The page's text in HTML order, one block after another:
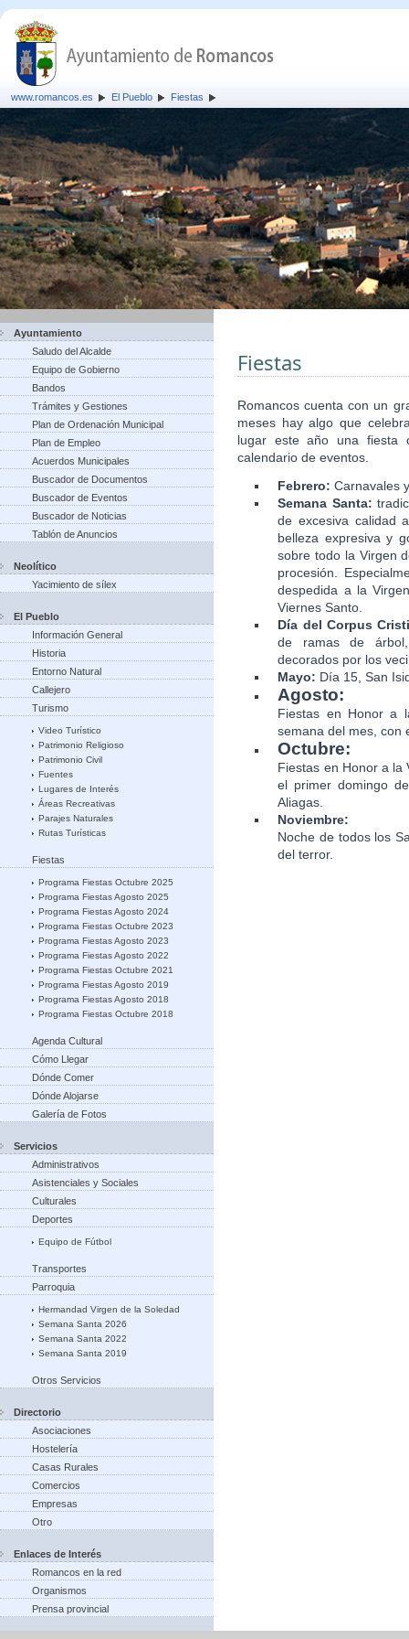
www.romancos.es El Pueblo Fiestas
Ayuntamiento
Saludo del Alcalde
Equipo de Gobierno
Bandos
Trámites y Gestiones
Plan de Ordenación Municipal
Plan de Empleo
Acuerdos Municipales
Buscador de Documentos
Buscador de Eventos
Buscador de Noticias
Tablón de Anuncios
Neolítico
Yacimiento de sílex
El Pueblo
Información General
Historia
Entorno Natural
Callejero
Turismo
Video Turístico
Patrimonio Religioso
Patrimonio Civil
Fuentes
Lugares de Interés
Áreas Recreativas
Parajes Naturales
Rutas Turísticas
Fiestas
Programa Fiestas Octubre 2025
Programa Fiestas Agosto 2025
Programa Fiestas Agosto 2024
Programa Fiestas Octubre 2023
Programa Fiestas Agosto 2023
Programa Fiestas Agosto 2022
Programa Fiestas Octubre 2021
Programa Fiestas Agosto 2019
Programa Fiestas Agosto 2018
Programa Fiestas Octubre 2018
Agenda Cultural
Cómo Llegar
Dónde Comer
Dónde Alojarse
Galería de Fotos
Servicios
Administrativos
Asistenciales y Sociales
Culturales
Deportes
Equipo de Fútbol
Transportes
Parroquia
Hermandad Virgen de la Soledad
Semana Santa 2026
Semana Santa 2022
Semana Santa 2019
Otros Servicios
Directorio
Asociaciones
Hostelería
Casas Rurales
Comercios
Empresas
Otro
Enlaces de Interés
Romancos en la red
Organismos
Prensa provincial
Fiestas
Romancos cuenta con un
meses hay algo que
lugar este año una fiesta
calendario de eventos.
Febrero:Carnavales
Semana Santa:
de excesiva calidad
belleza expresiva y
sobre todo la Virgen
procesión.
despedida a la
Viernes Santo.
Día del Corpus
de ramas de
decorados por los
Mayo: Día 15, San
Agosto:
Fiestas en Honor a
semana del mes, con
Octubre:
Fiestas en Honor a la
el primer domingo
Aliagas.
Noviembre:
Noche de todos los
del terror.